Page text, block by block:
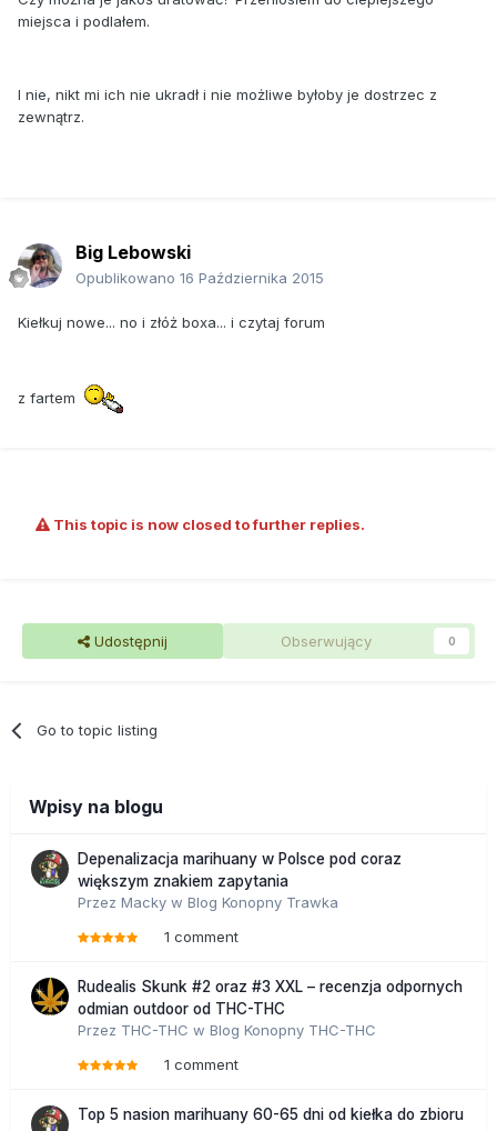
miejsca i podlałem.
I nie, nikt mi ich nie ukradł i nie możliwe byłoby je dostrzec z
zewnątrz.
Big Lebowski
Opublikowano 16 Października 2015
Kiełkuj nowe... no i złóż boxa... i czytaj forum
z fartem
This topic is now closed to further replies.
Udostępnij Obserwujący 0
Go to topic listing
Wpisy na blogu
Depenalizacja marihuany w Polsce pod coraz
większym znakiem zapytania
Przez Macky w Blog Konopny Trawka
1 comment
Rudealis Skunk #2 oraz #3 XXL – recenzja odpornych
odmian outdoor od THC-THC
Przez THC-THC w Blog Konopny THC-THC
1 comment
Top 5 nasion marihuany 60-65 dni od kiełka do zbioru